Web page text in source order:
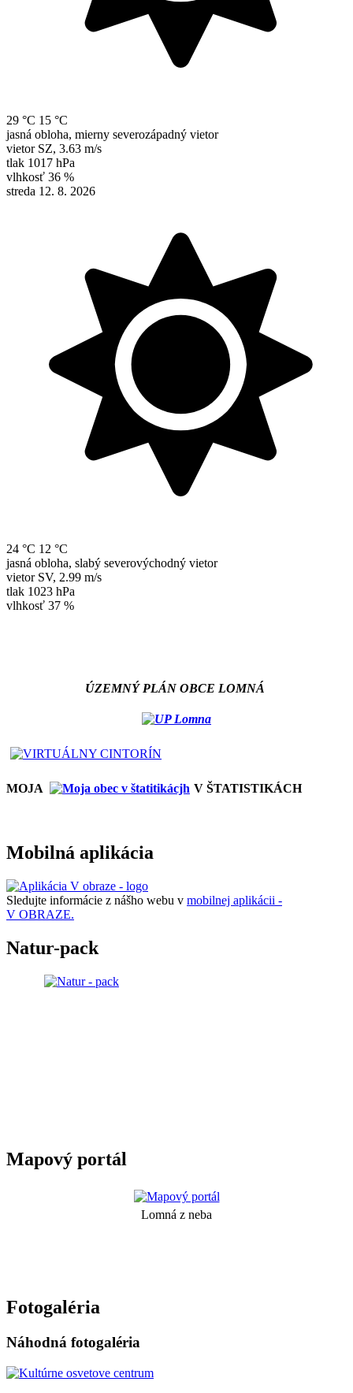
29 °C 15 °C
jasná obloha, mierny severozápadný vietor
vietor SZ, 3.63 m/s
tlak 1017 hPa
vlhkosť 36 %
streda 12. 8. 2026
24 °C 12 °C
jasná obloha, slabý severovýchodný vietor
vietor SV, 2.99 m/s
tlak 1023 hPa
vlhkosť 37 %
ÚZEMNÝ PLÁN OBCE LOMNÁ
MOJA V ŠTATISTIKÁCH
Mobilná aplikácia
Sledujte informácie z nášho webu v mobilnej aplikácii -
V OBRAZE.
Natur-pack
Mapový portál
Lomná z neba
Fotogaléria
Náhodná fotogaléria